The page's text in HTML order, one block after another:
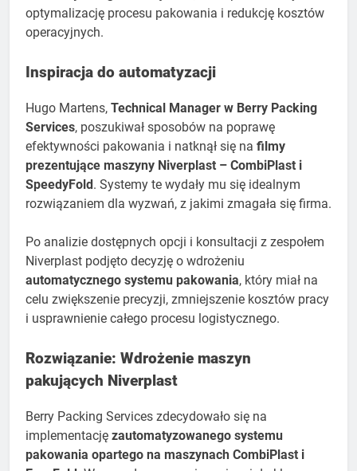
optymalizację procesu pakowania i redukcję kosztów
operacyjnych.
Inspiracja do automatyzacji
Hugo Martens, Technical Manager w Berry Packing
Services, poszukiwał sposobów na poprawę
efektywności pakowania i natknął się na filmy
prezentujące maszyny Niverplast – CombiPlast i
SpeedyFold. Systemy te wydały mu się idealnym
rozwiązaniem dla wyzwań, z jakimi zmagała się firma.
Po analizie dostępnych opcji i konsultacji z zespołem
Niverplast podjęto decyzję o wdrożeniu
automatycznego systemu pakowania, który miał na
celu zwiększenie precyzji, zmniejszenie kosztów pracy
i usprawnienie całego procesu logistycznego.
Rozwiązanie: Wdrożenie maszyn
pakujących Niverplast
Berry Packing Services zdecydowało się na
implementację zautomatyzowanego systemu
pakowania opartego na maszynach CombiPlast i